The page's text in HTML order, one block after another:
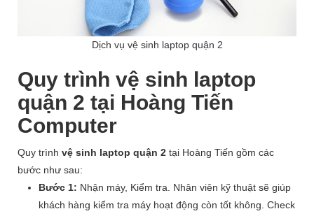
Dịch vụ vệ sinh laptop quận 2
Quy trình vệ sinh laptop
quận 2 tại Hoàng Tiến
Computer
Quy trình vệ sinh laptop quận 2 tại Hoàng Tiến gồm các
bước như sau:
Bước 1: Nhận máy, Kiểm tra. Nhân viên kỹ thuật sẽ giúp
khách hàng kiểm tra máy hoạt động còn tốt không. Check